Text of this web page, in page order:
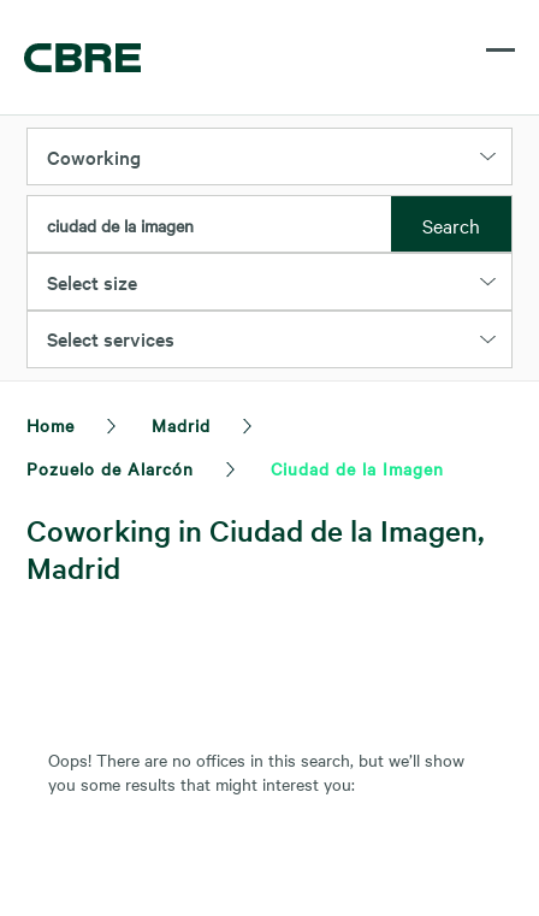
Coworking
ciudad de la imagen Search
Select size
Select services
Home
Madrid
Pozuelo de Alarcón
Ciudad de la Imagen
Coworking in Ciudad de la Imagen,
Madrid
Oops! There are no offices in this search, but we’ll show
you some results that might interest you: